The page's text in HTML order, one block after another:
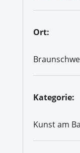
Ort:
Kategorie:
Kunst am